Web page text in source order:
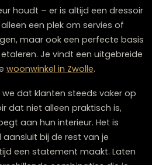
en esthetiek.
maakt, is dat het zich
verschillende interieurs. Of
Scandinavisch,
alleen een plek om servies of
maar ook een perfecte
etaleren. Je vindt een
woonwinkel in Zwolle .